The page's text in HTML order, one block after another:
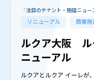
リニューアル 商業施
「注目のテナント・施設ニュ
ルクア大阪 ル
ニューアル
ルクアとルクア イーレが